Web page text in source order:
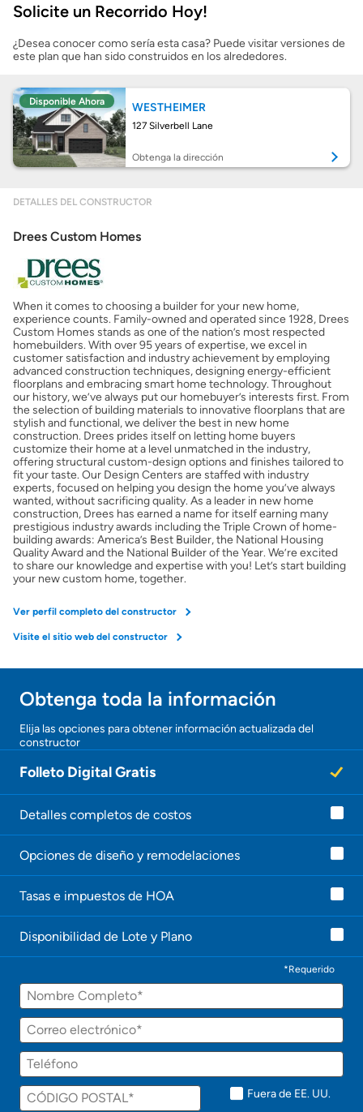
Mostrarme lo que puedo pagar
Costos casa nueva vs. usada
Obtener mi puntaje de crédito
Calcular mi hipoteca
Obtener Aprobación Previa
Preparar mi casa para la venta
Obtener ofertas por mi casa
Solicite un Recorrido Hoy!
¿Desea conocer como sería esta casa? Puede visitar versiones de
este plan que han sido construidos en los alrededores.
Disponible Ahora WESTHEIMER
127 Silverbell Lane
Obtenga la dirección
DETALLES DEL CONSTRUCTOR
Drees Custom Homes
When it comes to choosing a builder for your new home,
experience counts. Family-owned and operated since 1928, Drees
Custom Homes stands as one of the nation’s most respected
homebuilders. With over 95 years of expertise, we excel in
customer satisfaction and industry achievement by employing
advanced construction techniques, designing energy-efficient
floorplans and embracing smart home technology. Throughout
our history, we’ve always put our homebuyer’s interests first. From
the selection of building materials to innovative floorplans that are
stylish and functional, we deliver the best in new home
construction. Drees prides itself on letting home buyers
customize their home at a level unmatched in the industry,
offering structural custom-design options and finishes tailored to
fit your taste. Our Design Centers are staffed with industry
experts, focused on helping you design the home you’ve always
wanted, without sacrificing quality. As a leader in new home
construction, Drees has earned a name for itself earning many
prestigious industry awards including the Triple Crown of home-
building awards: America’s Best Builder, the National Housing
Quality Award and the National Builder of the Year. We’re excited
to share our knowledge and expertise with you! Let’s start building
your new custom home, together.
Ver perfil completo del constructor
Visite el sitio web del constructor
Obtenga toda la información
Elija las opciones para obtener información actualizada del
constructor
Folleto Digital Gratis
Detalles completos de costos
Opciones de diseño y remodelaciones
Tasas e impuestos de HOA
Disponibilidad de Lote y Plano
*Requerido
Fuera de EE. UU.